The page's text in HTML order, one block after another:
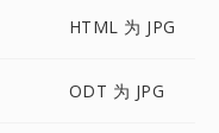
HTML 为 JPG
ODT 为 JPG